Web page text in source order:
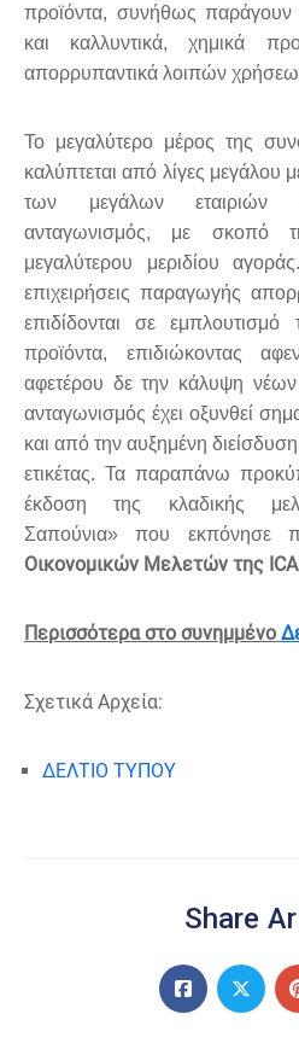
προϊόντα, συνήθως
και καλλυντικά, χημικά
απορρυπαντικά λοιπών
Το μεγαλύτερο μέρος της
καλύπτεται από λίγες μεγάλου
των μεγάλων εταιριών
ανταγωνισμός, με σκοπό
μεγαλύτερου μεριδίου
επιχειρήσεις παραγωγής
επιδίδονται σε
προϊόντα, επιδιώκοντας
αφετέρου δε την κάλυψη
ανταγωνισμός έχει οξυνθεί
και από την αυξημένη
ετικέτας. Τα παραπάνω
έκδοση της κλαδικής
Σαπούνια» που εκπόνησε
Οικονομικών Μελετών της
Περισσότερα στο συνημμένο
Σχετικά Αρχεία:
ΔΕΛΤΙΟ ΤΥΠΟΥ
Share